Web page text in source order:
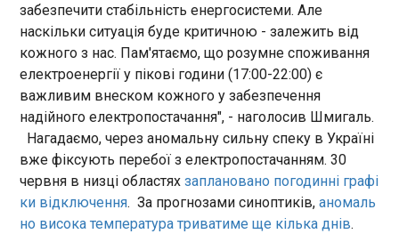
Головний тренер національної команди
Німеччини Юліан Нагельсманн висловив свою
думку про гру своєї команди проти Парагваю.
Так, напередодні Німеччина несподівано
завершила свою участь у турнірі, поступившись
в 1/16 фіналу парагвайцям.
ЧИТАТЬ
На Дніпропетровщині через російські
обстріли поранено троє людей
09:55:07
забезпечити стабільність енергосистеми. Але
наскільки ситуація буде критичною - залежить від
кожного з нас. Пам'ятаємо, що розумне споживання
електроенергії у пікові години (17:00-22:00) є
важливим внеском кожного у забезпечення
надійного електропостачання", - наголосив Шмигаль.
Нагадаємо, через аномальну сильну спеку в Україні
вже фіксують перебої з електропостачанням. 30
червня в низці областяхзаплановано погодинні графі
ки відключення. За прогнозами синоптиків,аномаль
но висока температура триватиме ще кілька днів.